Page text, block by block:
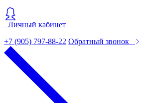
Личный кабинет
+7 (905) 797-88-22 Обратный звонок